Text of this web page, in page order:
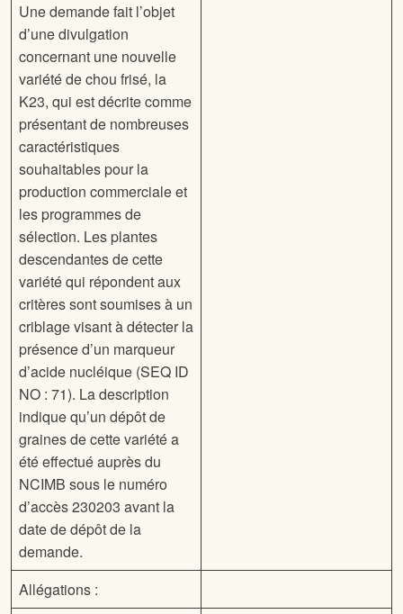
Une demande fait l’objet
d’une divulgation
concernant une nouvelle
variété de chou frisé, la
K23, qui est décrite comme
présentant de nombreuses
caractéristiques
souhaitables pour la
production commerciale et
les programmes de
sélection. Les plantes
descendantes de cette
variété qui répondent aux
critères sont soumises à un
criblage visant à détecter la
présence d’un marqueur
d’acide nucléique (SEQ ID
NO : 71). La description
indique qu’un dépôt de
graines de cette variété a
été effectué auprès du
NCIMB sous le numéro
d’accès 230203 avant la
date de dépôt de la
demande.
Allégations :